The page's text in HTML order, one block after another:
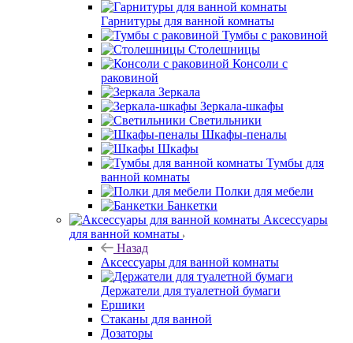
Гарнитуры для ванной комнаты
Тумбы с раковиной
Столешницы
Консоли с
раковиной
Зеркала
Зеркала-шкафы
Светильники
Шкафы-пеналы
Шкафы
Тумбы для
ванной комнаты
Полки для мебели
Банкетки
Аксессуары
для ванной комнаты
Назад
Аксессуары для ванной комнаты
Держатели для туалетной бумаги
Ершики
Стаканы для ванной
Дозаторы